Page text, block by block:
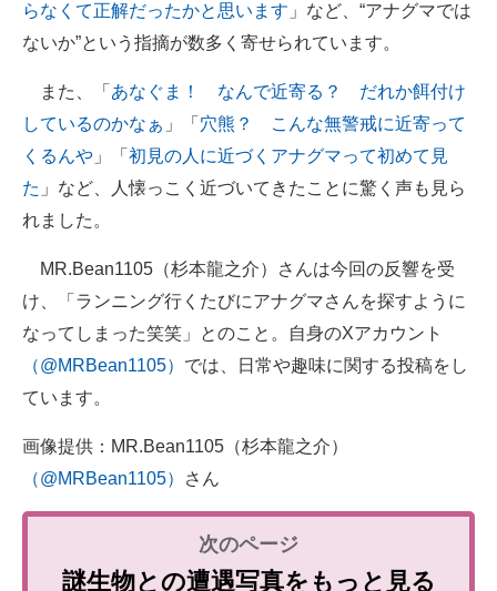
らなくて正解だったかと思います 」など、“アナグマでは
ないか”という指摘が数多く寄せられています。
また、「 あなぐま！ なんで近寄る？ だれか餌付け
しているのかなぁ 」「 穴熊？ こんな無警戒に近寄って
くるんや 」「 初見の人に近づくアナグマって初めて見
た 」など、人懐っこく近づいてきたことに驚く声も見ら
れました。
MR.Bean1105（杉本龍之介）さんは今回の反響を受
け、「ランニング行くたびにアナグマさんを探すように
なってしまった笑笑」とのこと。自身のXアカウント
（@MRBean1105） では、日常や趣味に関する投稿をし
ています。
画像提供：MR.Bean1105（杉本龍之介）
（@MRBean1105）
さん
謎生物との遭遇写真をもっと見る